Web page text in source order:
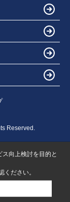
Reserved.
向上検討を目的と
ください。